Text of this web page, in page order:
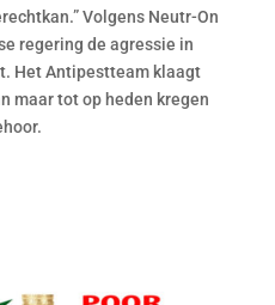
Volgens Neutr-On
regering de agressie in
Het Antipestteam klaagt
maar tot op heden kregen